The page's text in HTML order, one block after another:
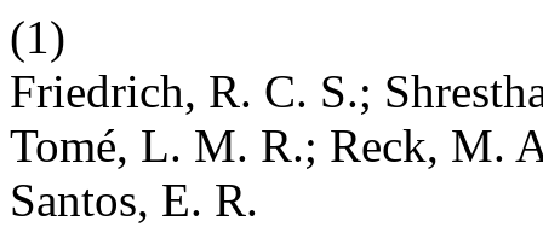
(1)
Friedrich, R. C. S.;
Tomé, L. M. R.; Reck, M.
Santos, E. R.